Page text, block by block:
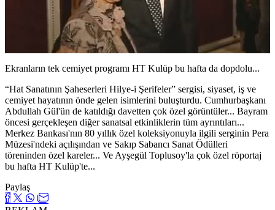
Oynat
Ekranların tek cemiyet programı HT Kulüp bu hafta da dopdolu...
“Hat Sanatının Şaheserleri Hilye-i Şerifeler” sergisi, siyaset, iş ve
cemiyet hayatının önde gelen isimlerini buluşturdu. Cumhurbaşkanı
Abdullah Gül'ün de katıldığı davetten çok özel görüntüler... Bayram
öncesi gerçekleşen diğer sanatsal etkinliklerin tüm ayrıntıları...
Merkez Bankası'nın 80 yıllık özel koleksiyonuyla ilgili serginin Pera
Müzesi'ndeki açılışından ve Sakıp Sabancı Sanat Ödülleri
töreninden özel kareler... Ve Ayşegül Toplusoy'la çok özel röportaj
bu hafta HT Kulüp'te...
Paylaş